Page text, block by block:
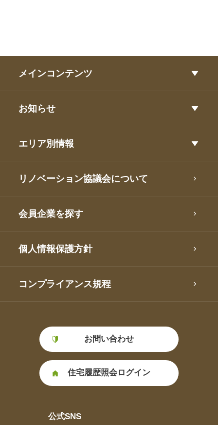
メインコンテンツ
お知らせ
エリア別情報
リノベーション協議会について
会員企業を探す
個人情報保護方針
コンプライアンス規程
お問い合わせ
住宅履歴照会ログイン
公式SNS